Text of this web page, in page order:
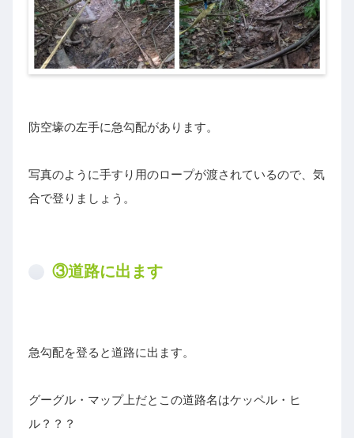
防空壕の左手に急勾配があります。
写真のように手すり用のロープが渡されているので、気
合で登りましょう。
③道路に出ます
急勾配を登ると道路に出ます。
グーグル・マップ上だとこの道路名はケッペル・ヒ
ル？？？